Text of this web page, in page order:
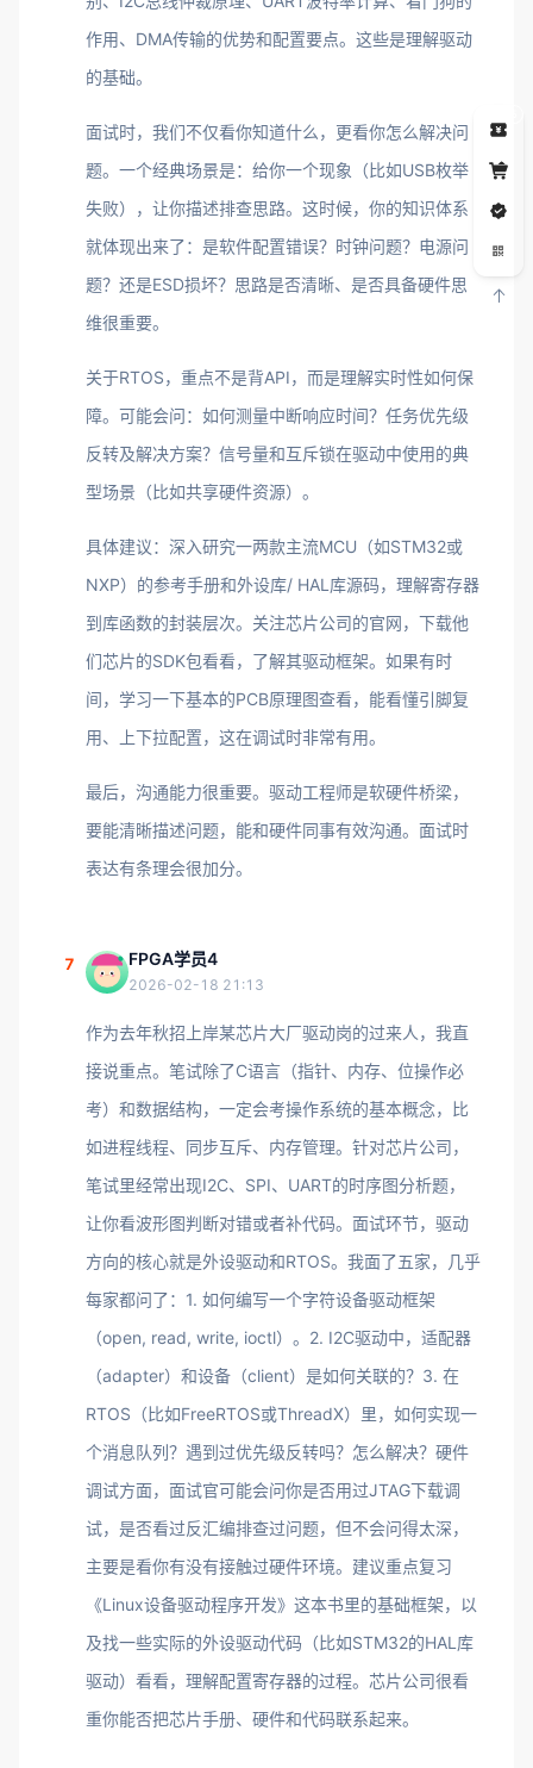
作用、DMA传输的优势和配置要点。这些是理解驱动
的基础。
面试时，我们不仅看你知道什么，更看你怎么解决问
题。一个经典场景是：给你一个现象（比如USB枚举
失败），让你描述排查思路。这时候，你的知识体系
就体现出来了：是软件配置错误？时钟问题？电源问
题？还是ESD损坏？思路是否清晰、是否具备硬件思
维很重要。
关于RTOS，重点不是背API，而是理解实时性如何保
障。可能会问：如何测量中断响应时间？任务优先级
反转及解决方案？信号量和互斥锁在驱动中使用的典
型场景（比如共享硬件资源）。
具体建议：深入研究一两款主流MCU（如STM32或
NXP）的参考手册和外设库/ HAL库源码，理解寄存器
到库函数的封装层次。关注芯片公司的官网，下载他
们芯片的SDK包看看，了解其驱动框架。如果有时
间，学习一下基本的PCB原理图查看，能看懂引脚复
用、上下拉配置，这在调试时非常有用。
最后，沟通能力很重要。驱动工程师是软硬件桥梁，
要能清晰描述问题，能和硬件同事有效沟通。面试时
表达有条理会很加分。
7 FPGA学员4
2026-02-18 21:13
作为去年秋招上岸某芯片大厂驱动岗的过来人，我直
接说重点。笔试除了C语言（指针、内存、位操作必
考）和数据结构，一定会考操作系统的基本概念，比
如进程线程、同步互斥、内存管理。针对芯片公司，
笔试里经常出现I2C、SPI、UART的时序图分析题，
让你看波形图判断对错或者补代码。面试环节，驱动
方向的核心就是外设驱动和RTOS。我面了五家，几乎
每家都问了：1. 如何编写一个字符设备驱动框架
（open, read, write, ioctl）。2. I2C驱动中，适配器
（adapter）和设备（client）是如何关联的？3. 在
RTOS（比如FreeRTOS或ThreadX）里，如何实现一
个消息队列？遇到过优先级反转吗？怎么解决？硬件
调试方面，面试官可能会问你是否用过JTAG下载调
试，是否看过反汇编排查过问题，但不会问得太深，
主要是看你有没有接触过硬件环境。建议重点复习
《Linux设备驱动程序开发》这本书里的基础框架，以
及找一些实际的外设驱动代码（比如STM32的HAL库
驱动）看看，理解配置寄存器的过程。芯片公司很看
重你能否把芯片手册、硬件和代码联系起来。